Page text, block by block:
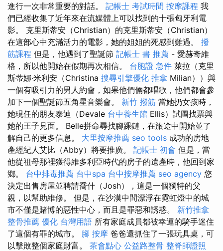
進行一次非常重要的對話。 記帳士 考試時間 按摩課程 我
們已經收集了近年來在流媒體上可以找到的十張匈牙利電
影。 克里斯蒂安（Christian）的克里斯蒂安（Christian）
在這部心中充滿活力的電影，她的姐姐的死感到難過。 撥
筋課程 但是，他遇到了聖誕節 記帳士 書 推薦 - 愛赫奇維
格，所以他開始在假期再次相信。 台胞證 急件 萊拉（克里
斯蒂娜·米利安（Christina 搜尋引擎優化 推拿 Milian））與
一個有吸引力的男人約會，如果他們倆都唱歌，他們都會參
加下一個聖誕節五角星音樂會。 新竹 撥筋 當她扔女孩時，
她現任的朋友泰迪（Devale 台中養生館 Ellis）試圖找票與
她的王子見面。 Belle拼命尋找腳踝鏈，在旅途中開始並了
解自己的更多信息。 大里按摩推薦 seo tools 成功的房地
產經紀人艾比（Abby）將要推廣。 記帳士 初會 但是，當
他從祖母那裡獲得維多利亞時代的房子的遺產時，他回到家
鄉。 台中排毒推薦 台中spa 台中按摩推薦 seo agency 您
決定出售房屋並聘請喬什（Josh），這是一個獨特的父
親，以幫助維修。 但是，在沙漠中間漂浮在霓虹燈中的城
市不僅是賭博的惡性中心，而且是罪惡和誘惑。 新竹推拿
整骨推薦 優化 台灣用語 所有家庭成員都被幸運的騎手迷住
了這個有罪的城市。 腳 按摩 爸爸還抓住了一張玩具桌，可
以擊敗整個家庭財富。 茶會點心 公益路整骨 整脊師證照